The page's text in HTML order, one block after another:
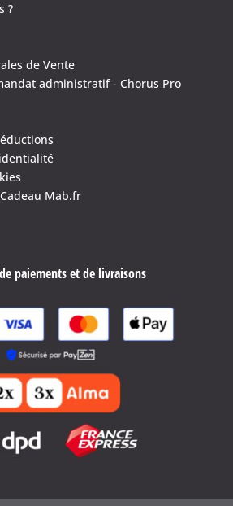
?
de Vente
administratif - Chorus Pro
Mab.fr
paiements et de livraisons